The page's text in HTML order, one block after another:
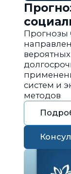
Прогнозы
систем и
методов